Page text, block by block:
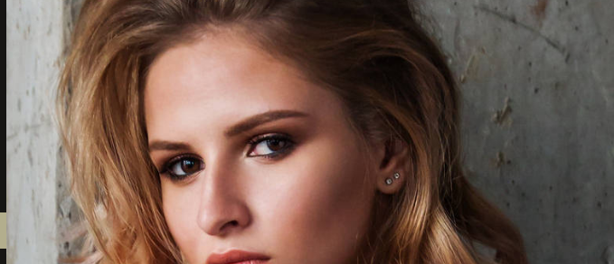
JENIFFER BURNS
Creative Heads Inc.
Lorem ipsum dolor sit amet, consectetur adipisicing elit, sed do